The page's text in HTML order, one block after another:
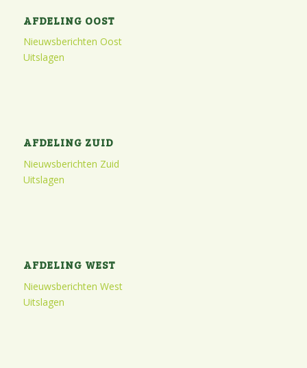
AFDELING OOST
Nieuwsberichten Oost
Uitslagen
AFDELING ZUID
Nieuwsberichten Zuid
Uitslagen
AFDELING WEST
Nieuwsberichten West
Uitslagen